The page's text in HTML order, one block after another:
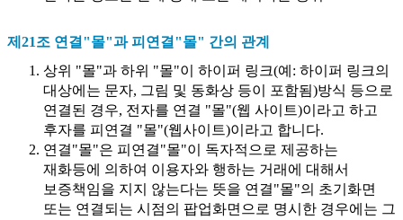
제21조 연결"몰"과 피연결"몰" 간의 관계
상위 "몰"과 하위 "몰"이 하이퍼 링크(예: 하이퍼 링크의
대상에는 문자, 그림 및 동화상 등이 포함됨)방식 등으로
연결된 경우, 전자를 연결 "몰"(웹 사이트)이라고 하고
후자를 피연결 "몰"(웹사이트)이라고 합니다.
연결"몰"은 피연결"몰"이 독자적으로 제공하는
재화등에 의하여 이용자와 행하는 거래에 대해서
보증책임을 지지 않는다는 뜻을 연결"몰"의 초기화면
또는 연결되는 시점의 팝업화면으로 명시한 경우에는 그